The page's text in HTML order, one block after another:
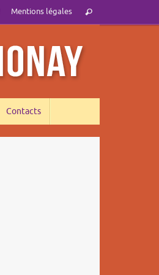
Mentions légales
pour
Rechercher
Contacts